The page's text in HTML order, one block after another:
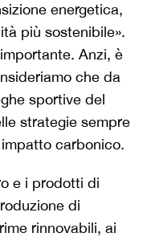
energetica,
più sostenibile».
Anzi, è
che da
sportive del
strategie sempre
carbonico.
e i prodotti di
di
rinnovabili, ai